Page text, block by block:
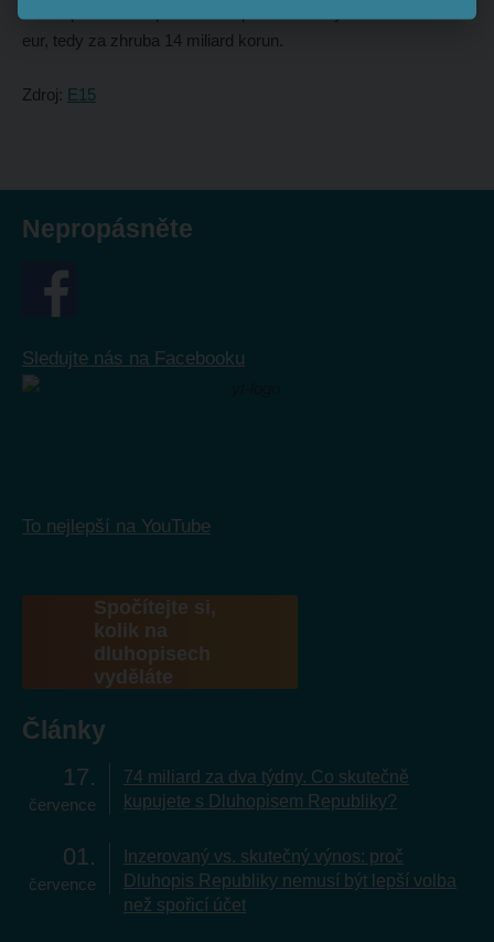
eur, tedy za zhruba 14 miliard korun.
Zdroj: E15
Nepropásněte
Sledujte nás na Facebooku
To nejlepší na YouTube
Spočítejte si,
kolik na
dluhopisech
vyděláte
Články
17
července
74 miliard za dva týdny. Co skutečně
kupujete s Dluhopisem Republiky?
01
července
Inzerovaný vs. skutečný výnos: proč
Dluhopis Republiky nemusí být lepší volba
než spořicí účet